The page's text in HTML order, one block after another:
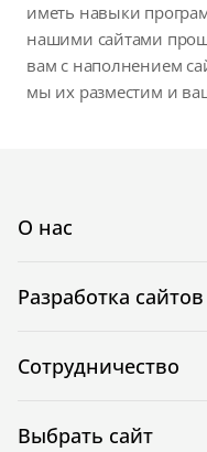
иметь навыки
нашими сайтами
вам с наполнением
мы их разместим и
О нас
Разработка сайтов
Сотрудничество
Выбрать сайт